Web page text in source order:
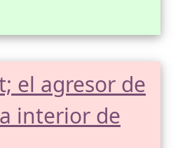
el agresor de
interior de